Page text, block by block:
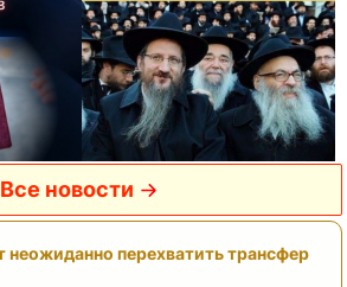
Все новости
неожиданно перехватить трансфер